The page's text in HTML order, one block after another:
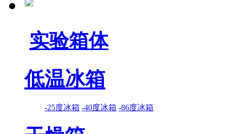
实验箱体
低温冰箱
-25度冰箱 -40度冰箱 -86度冰箱